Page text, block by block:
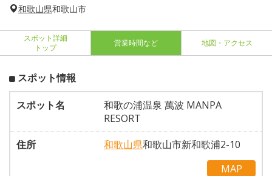
和歌山県和歌山市
スポット詳細
トップ
営業時間など 地図・アクセス
スポット情報
スポット名
和歌の浦温泉 萬波 MANPA
RESORT
住所
和歌山県和歌山市新和歌浦2-10
MAP